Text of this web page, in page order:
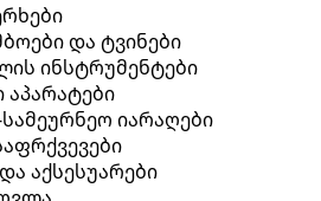
და ტვინები
ინსტრუმენტები
აპარატები
იარაღები
აქსესუარები